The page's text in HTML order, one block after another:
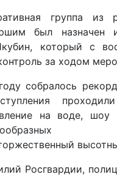
группа из
был назначен
, который с
за ходом
собралось
на воде, шоу
Росгвардии,